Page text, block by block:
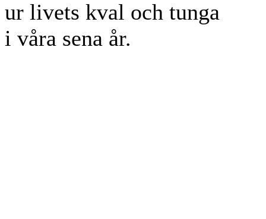
ur livets kval och tunga
i våra sena år.